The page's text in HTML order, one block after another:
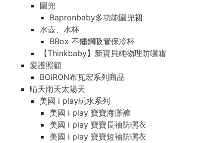
圍兜
Bapronbaby多功能圍兜裙
水壺、水杯
BBox 不鏽鋼吸管保冷杯
【Thinkbaby】新寶貝純物理防曬霜
愛護照顧
BOiRON布瓦宏系列商品
晴天雨天太陽天
美國 i play玩水系列
美國 i play 寶寶海灘褲
美國 i play 寶寶長袖防曬衣
美國 i play 寶寶短袖防曬衣